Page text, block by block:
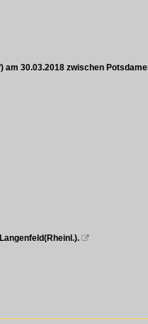
30.03.2018 zwischen
